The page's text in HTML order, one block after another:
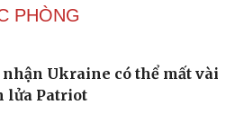
8: Giá cà phê trong nước ở mức
9/8: Giá dầu thế giới tăng nhẹ
8/8: Giá dầu giảm khi có tín hiệu